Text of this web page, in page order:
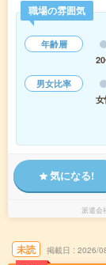
職場の雰囲気
年齢層
男女比率
気になる!
派遣会
未読 掲載日 2026/